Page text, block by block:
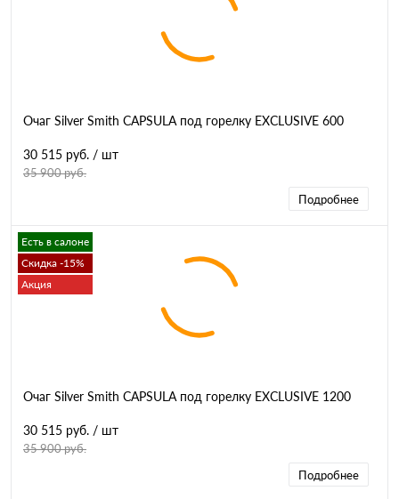
Очаг Silver Smith CAPSULA под горелку EXCLUSIVE 600
30 515 руб. / шт
35 900 руб.
Подробнее
Есть в салоне
Скидка -15%
Акция
Очаг Silver Smith CAPSULA под горелку EXCLUSIVE 1200
30 515 руб. / шт
35 900 руб.
Подробнее